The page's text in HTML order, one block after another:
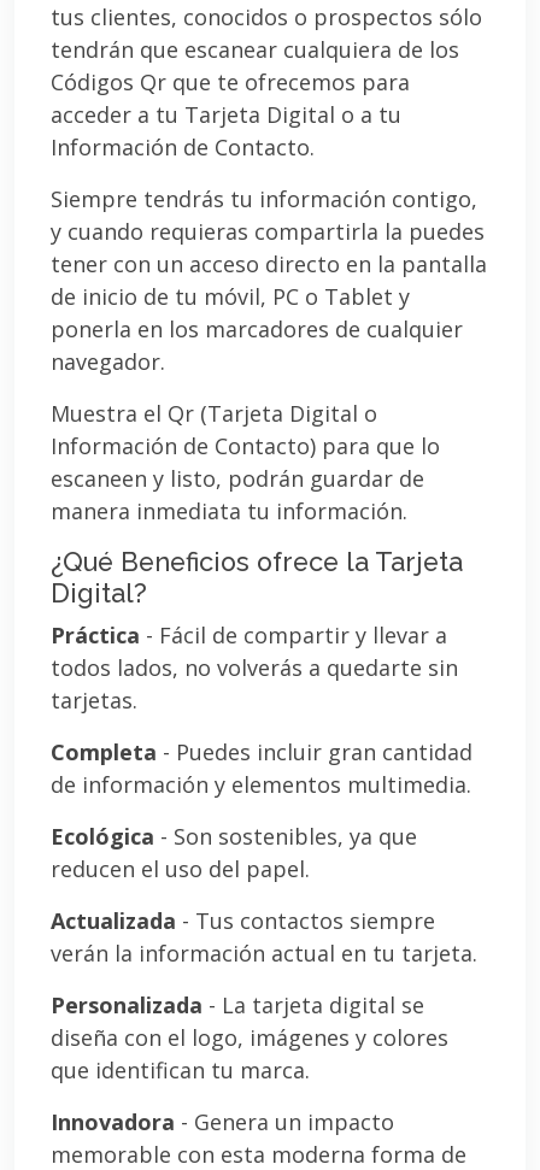
tus clientes, conocidos o prospectos sólo
tendrán que escanear cualquiera de los
Códigos Qr que te ofrecemos para
acceder a tu Tarjeta Digital o a tu
Información de Contacto.
Siempre tendrás tu información contigo,
y cuando requieras compartirla la puedes
tener con un acceso directo en la pantalla
de inicio de tu móvil, PC o Tablet y
ponerla en los marcadores de cualquier
navegador.
Muestra el Qr (Tarjeta Digital o
Información de Contacto) para que lo
escaneen y listo, podrán guardar de
manera inmediata tu información.
¿Qué Beneficios ofrece la Tarjeta
Digital?
Práctica - Fácil de compartir y llevar a
todos lados, no volverás a quedarte sin
tarjetas.
Completa - Puedes incluir gran cantidad
de información y elementos multimedia.
Ecológica - Son sostenibles, ya que
reducen el uso del papel.
Actualizada - Tus contactos siempre
verán la información actual en tu tarjeta.
Personalizada - La tarjeta digital se
diseña con el logo, imágenes y colores
que identifican tu marca.
Innovadora - Genera un impacto
memorable con esta moderna forma de